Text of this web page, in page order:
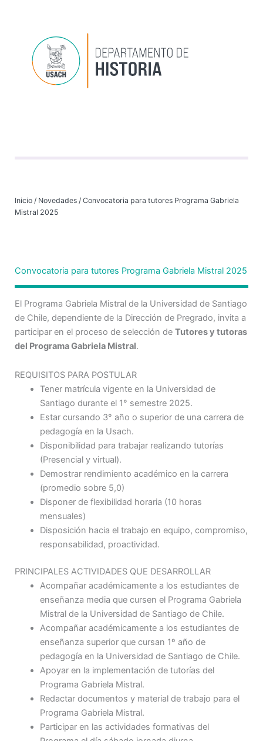
Inicio/ Novedades/ Convocatoria para tutores Programa Gabriela
Mistral 2025
Convocatoria para tutores Programa Gabriela Mistral 2025
El Programa Gabriela Mistral de la Universidad de Santiago
de Chile, dependiente de la Dirección de Pregrado, invita a
participar en el proceso de selección de Tutores y tutoras
del Programa Gabriela Mistral.
REQUISITOS PARA POSTULAR
Tener matrícula vigente en la Universidad de
Santiago durante el 1° semestre 2025.
Estar cursando 3° año o superior de una carrera de
pedagogía en la Usach.
Disponibilidad para trabajar realizando tutorías
(Presencial y virtual).
Demostrar rendimiento académico en la carrera
(promedio sobre 5,0)
Disponer de flexibilidad horaria (10 horas
mensuales)
Disposición hacia el trabajo en equipo, compromiso,
responsabilidad, proactividad.
PRINCIPALES ACTIVIDADES QUE DESARROLLAR
Acompañar académicamente a los estudiantes de
enseñanza media que cursen el Programa Gabriela
Mistral de la Universidad de Santiago de Chile.
Acompañar académicamente a los estudiantes de
enseñanza superior que cursan 1º año de
pedagogía en la Universidad de Santiago de Chile.
Apoyar en la implementación de tutorías del
Programa Gabriela Mistral.
Redactar documentos y material de trabajo para el
Programa Gabriela Mistral.
Participar en las actividades formativas del